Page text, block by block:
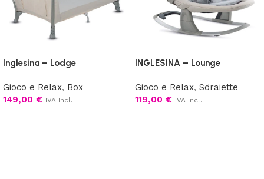
Inglesina – Lodge
Gioco e Relax, Box
149,00 € IVA Incl.
INGLESINA – Lounge
Gioco e Relax, Sdraiette
119,00 € IVA Incl.